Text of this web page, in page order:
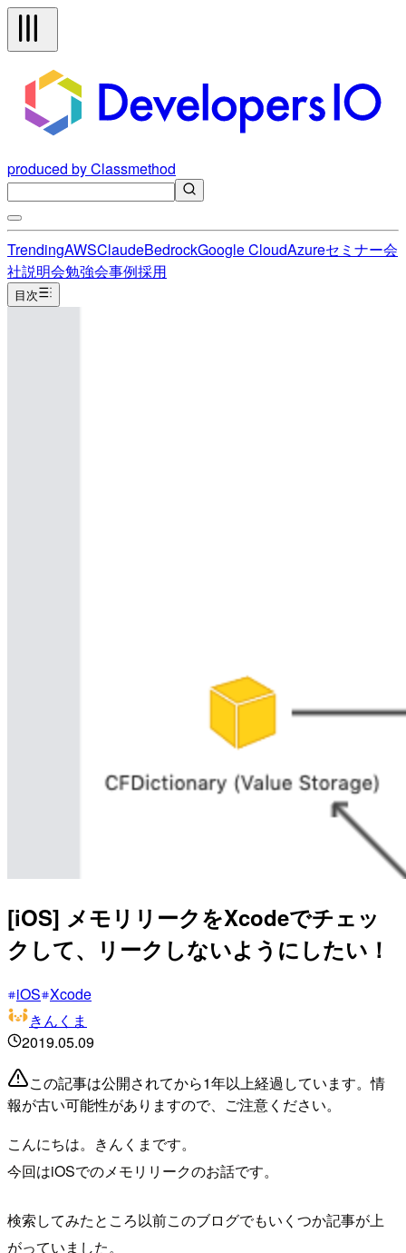
produced by Classmethod
TrendingAWSClaudeBedrockGoogle CloudAzureセミナー会
社説明会勉強会事例採用
目次
[iOS] メモリリークをXcodeでチェッ
クして、リークしないようにしたい！
iOS Xcode
きんくま
2019.05.09
この記事は公開されてから1年以上経過しています。情
報が古い可能性がありますので、ご注意ください。
こんにちは。きんくまです。
今回はiOSでのメモリリークのお話です。
検索してみたところ以前このブログでもいくつか記事が上
がっていました。